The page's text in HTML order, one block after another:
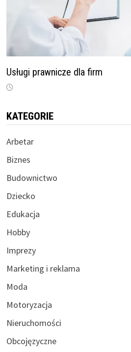
Usługi prawnicze dla firm
KATEGORIE
Arbetar
Biznes
Budownictwo
Dziecko
Edukacja
Hobby
Imprezy
Marketing i reklama
Moda
Motoryzacja
Nieruchomości
Obcojęzyczne